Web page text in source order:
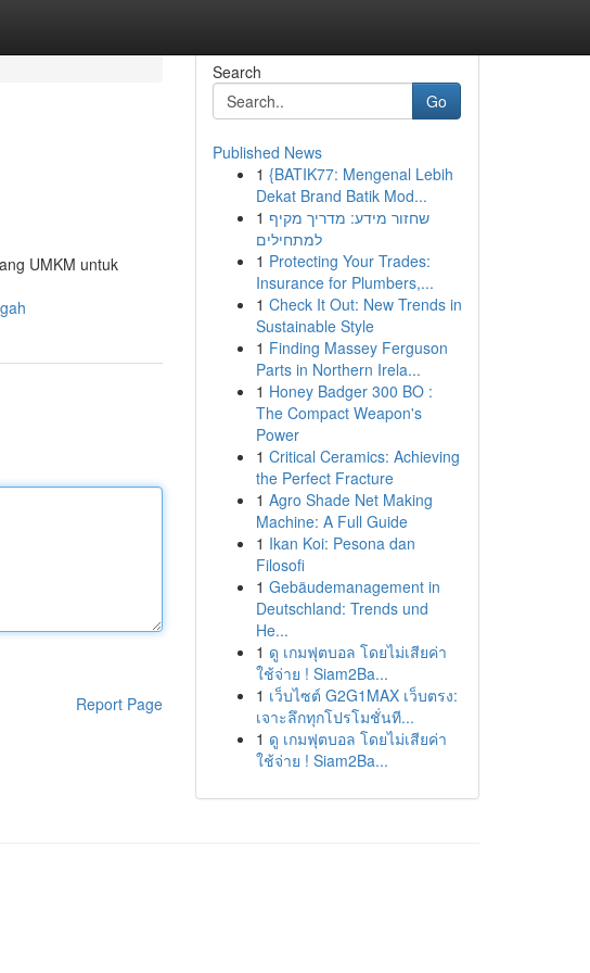
UMKM untuk
Report Page
Search
Go
Published News
1 {BATIK77: Mengenal Lebih
Dekat Brand Batik Mod...
1 שחזור מידע: מדריך מקיף
למתחילים
1 Protecting Your Trades:
Insurance for Plumbers,...
1 Check It Out: New Trends in
Sustainable Style
1 Finding Massey Ferguson
Parts in Northern Irela...
1 Honey Badger 300 BO :
The Compact Weapon's
Power
1 Critical Ceramics: Achieving
the Perfect Fracture
1 Agro Shade Net Making
Machine: A Full Guide
1 Ikan Koi: Pesona dan
Filosofi
1 Gebäudemanagement in
Deutschland: Trends und
He...
1 ดู เกมฟุตบอล โดยไม่เสียค่า
ใช้จ่าย ! Siam2Ba...
1 เว็บไซต์ G2G1MAX เว็บตรง:
เจาะลึกทุกโปรโมชั่นที...
1 ดู เกมฟุตบอล โดยไม่เสียค่า
ใช้จ่าย ! Siam2Ba...